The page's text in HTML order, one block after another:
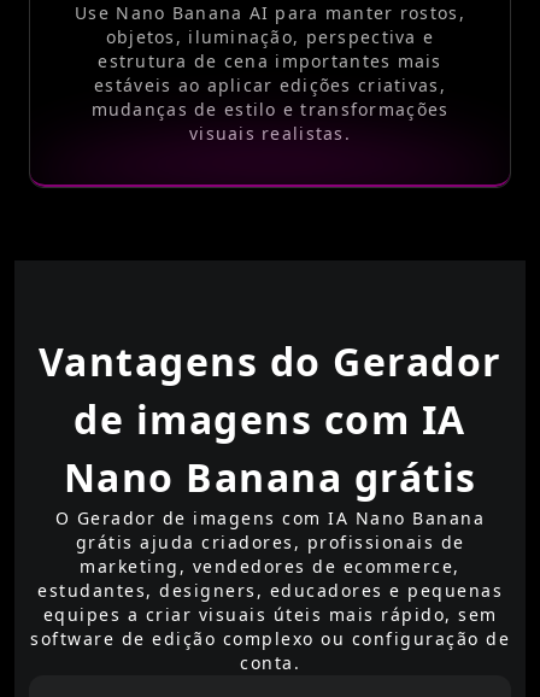
Use Nano Banana AI para manter rostos,
objetos, iluminação, perspectiva e
estrutura de cena importantes mais
estáveis ao aplicar edições criativas,
mudanças de estilo e transformações
visuais realistas.
Vantagens do Gerador
de imagens com IA
Nano Banana grátis
O Gerador de imagens com IA Nano Banana
grátis ajuda criadores, profissionais de
marketing, vendedores de ecommerce,
estudantes, designers, educadores e pequenas
equipes a criar visuais úteis mais rápido, sem
software de edição complexo ou configuração de
conta.